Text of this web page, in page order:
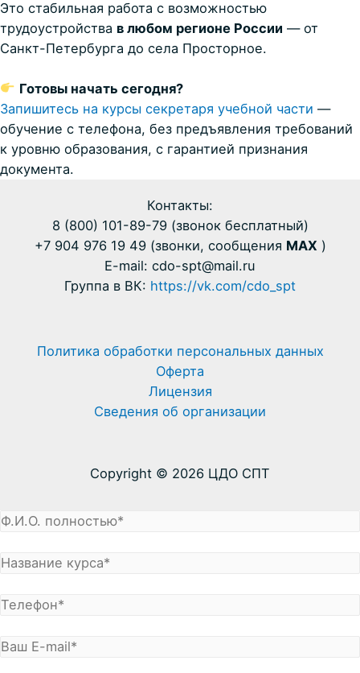
Это стабильная работа с возможностью
трудоустройства в любом регионе России — от
Санкт-Петербурга до села Просторное.
Готовы начать сегодня?
Запишитесь на курсы секретаря учебной части —
обучение с телефона, без предъявления требований
к уровню образования, с гарантией признания
документа.
Контакты:
8 (800) 101-89-79 (звонок бесплатный)
+7 904 976 19 49 (звонки, сообщения MAX )
E-mail: cdo-spt@mail.ru
Группа в ВК: https://vk.com/cdo_spt
Политика обработки персональных данных
Оферта
Лицензия
Сведения об организации
Copyright © 2026 ЦДО СПТ